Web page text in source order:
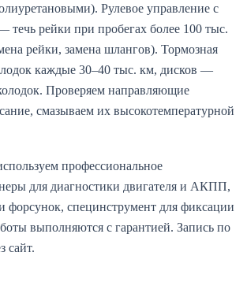
Рулевое управление с
течь рейки при пробегах более 100 тыс.
рейки, замена шлангов). Тормозная
каждые 30–40 тыс. км, дисков —
Проверяем направляющие
смазываем их высокотемпературной
профессиональное
для диагностики двигателя и АКПП,
форсунок, специнструмент для фиксации
выполняются с гарантией. Запись по
сайт.